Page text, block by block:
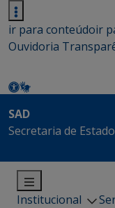
ir para conteúdoir
Ouvidoria
SAD
Secretaria de
Institucional